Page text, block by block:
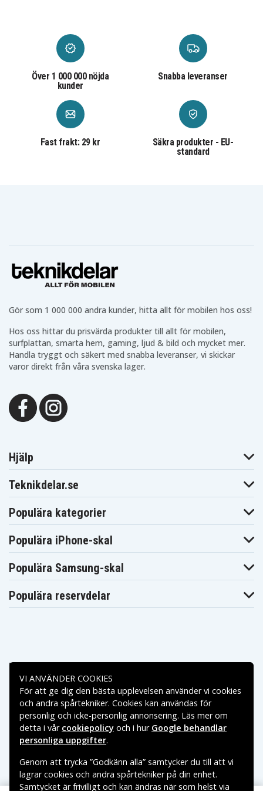
TS6150 TS8150
Över 1 000 000 nöjda
kunder
Snabba leveranser
Fast frakt: 29 kr
Säkra produkter - EU-
standard
Gör som 1 000 000 andra kunder, hitta allt för mobilen hos oss!
Hos oss hittar du prisvärda produkter till allt för mobilen,
surfplattan, smarta hem, gaming, ljud & bild och mycket mer.
Handla tryggt och säkert med snabba leveranser, vi skickar
varor direkt från våra svenska lager.
Hjälp
Teknikdelar.se
Populära kategorier
Populära iPhone-skal
Populära Samsung-skal
Populära reservdelar
Betalningsalternativ
Leveransalternativ
VI ANVÄNDER COOKIES
För att ge dig den bästa upplevelsen använder vi cookies
och andra spårtekniker. Cookies kan användas för
personlig och icke-personlig annonsering. Läs mer om
detta i vår cookiepolicy och i hur Google behandlar
personliga uppgifter.
Genom att trycka ”Godkänn alla” samtycker du till att vi
lagrar cookies och andra spårtekniker på din enhet.
Samtycket är frivilligt och kan ändras när som helst via